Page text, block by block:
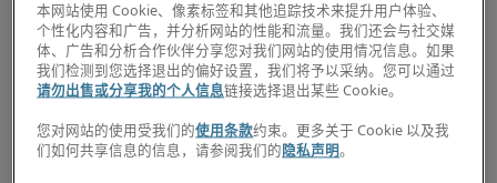
本网站使用 Cookie、像素标签和其他追踪技术来提升用户体验、
个性化内容和广告，并分析网站的性能和流量。我们还会与社交媒
体、广告和分析合作伙伴分享您对我们网站的使用情况信息。如果
我们检测到您选择退出的偏好设置，我们将予以采纳。您可以通过
请勿出售或分享我的个人信息链接选择退出某些 Cookie。
您对网站的使用受我们的使用条款约束。更多关于 Cookie 以及我
们如何共享信息的信息，请参阅我们的隐私声明。